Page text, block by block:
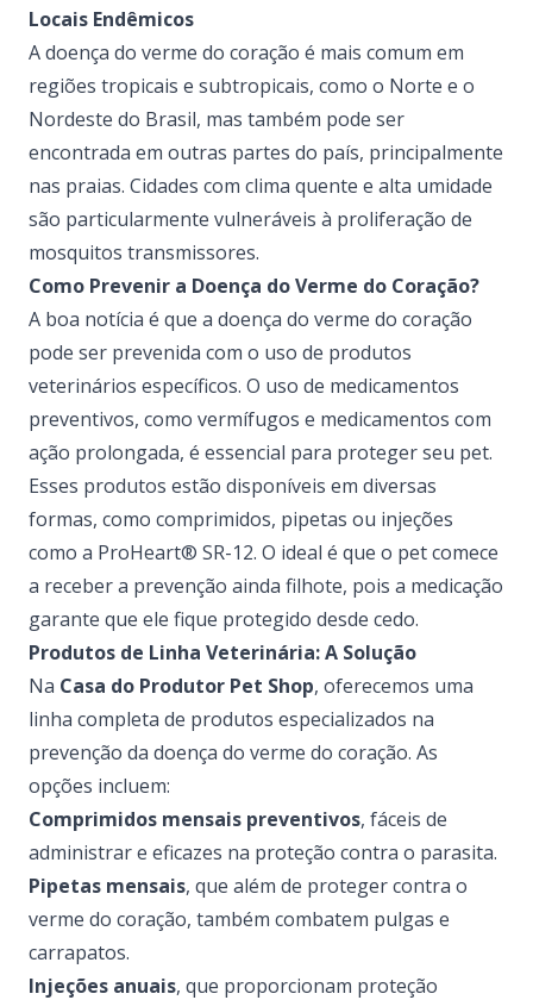
Locais Endêmicos
A doença do verme do coração é mais comum em
regiões tropicais e subtropicais, como o Norte e o
Nordeste do Brasil, mas também pode ser
encontrada em outras partes do país, principalmente
nas praias. Cidades com clima quente e alta umidade
são particularmente vulneráveis à proliferação de
mosquitos transmissores.
Como Prevenir a Doença do Verme do Coração?
A boa notícia é que a doença do verme do coração
pode ser prevenida com o uso de produtos
veterinários específicos. O uso de medicamentos
preventivos, como vermífugos e medicamentos com
ação prolongada, é essencial para proteger seu pet.
Esses produtos estão disponíveis em diversas
formas, como comprimidos, pipetas ou injeções
como a ProHeart® SR-12. O ideal é que o pet comece
a receber a prevenção ainda filhote, pois a medicação
garante que ele fique protegido desde cedo.
Produtos de Linha Veterinária: A Solução
Na Casa do Produtor Pet Shop, oferecemos uma
linha completa de produtos especializados na
prevenção da doença do verme do coração. As
opções incluem:
Comprimidos mensais preventivos, fáceis de
administrar e eficazes na proteção contra o parasita.
Pipetas mensais, que além de proteger contra o
verme do coração, também combatem pulgas e
carrapatos.
Injeções anuais, que proporcionam proteção